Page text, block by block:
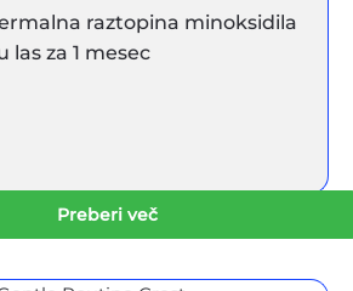
raztopina minoksidila
za 1 mesec
Preberi več